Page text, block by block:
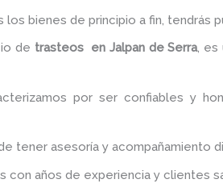
los bienes de principio a fin, tendrás
de trasteos en Jalpan de Serra, es
por ser confiables y
tener asesoría y acompañamiento
con años de experiencia y clientes